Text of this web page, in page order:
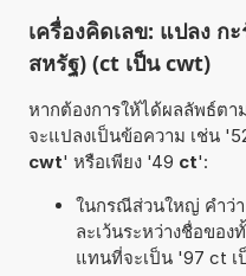
เครื่องคิดเลข: แปลง ก
สหรัฐ) (ct เป็น cwt)
หากต้องการให้ได้ผลลัพธ์ตา
จะแปลงเป็นข้อความ เช่น
cwt' หรือเพียง '49 ct':
ในกรณีส่วนใหญ่ คำว่
ละเว้นระหว่างชื่อของ
แทนที่จะเป็น '97 ct